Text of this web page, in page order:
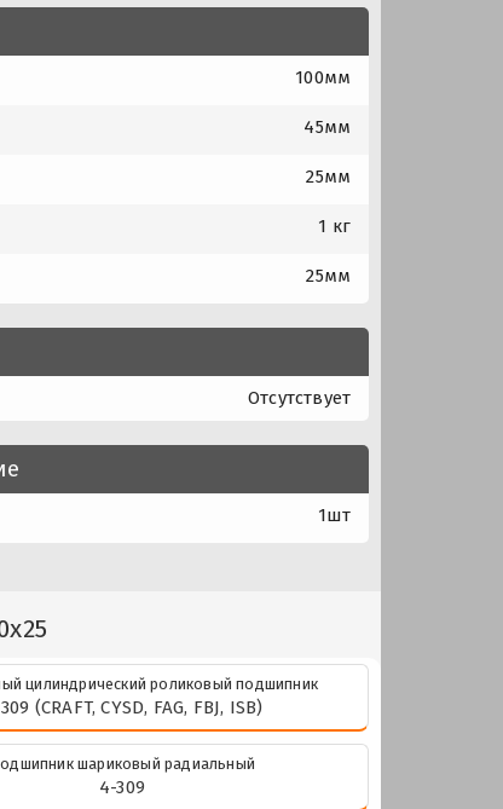
100мм
45мм
25мм
1 кг
25мм
Отсутствует
1шт
цилиндрический роликовый подшипник
(CRAFT, CYSD, FAG, FBJ, ISB)
шариковый радиальный
4-309